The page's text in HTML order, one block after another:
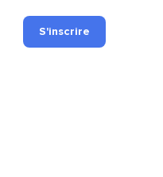
S'inscrire